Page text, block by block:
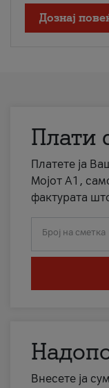
Дознај
Плати
Платете ја
Мојот А1,
фактурата
Број на сметка
Внесете ја